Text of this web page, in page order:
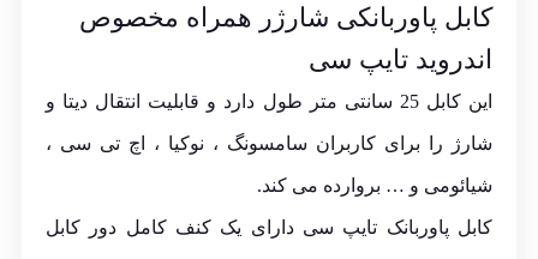
کابل پاوربانکی شارژر همراه مخصوص
اندروید تایپ سی
این کابل 25 سانتی متر طول دارد و قابلیت انتقال دیتا و
شارژ را برای کاربران سامسونگ ، نوکیا ، اچ تی سی ،
شیائومی و … بروارده می کند.
کابل پاوربانک تایپ سی دارای یک کنف کامل دور کابل